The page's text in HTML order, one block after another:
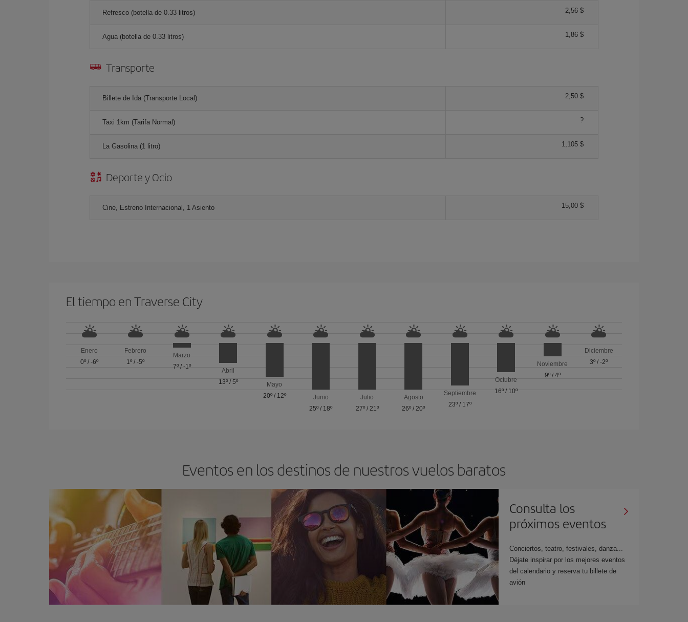
Refresco (botella de 0.33 litros) 2,56 $
Agua (botella de 0.33 litros) 1,86 $
Transporte
Billete de Ida (Transporte Local) 2,50 $
Taxi 1km (Tarifa Normal) ?
La Gasolina (1 litro) 1,105 $
Deporte y Ocio
Cine, Estreno Internacional, 1 Asiento 15,00 $
El tiempo en Traverse City
Enero
0º/ -6º
Febrero
1º /-5º
Marzo
7º/ -1º
Abril
13º/ 5º
Mayo
20º/ 12º
Junio
25º / 18º
Julio
27º/ 21º
Agosto
26º / 20º
Septiembre
23º/ 17º
Octubre
16º/ 10º
Noviembre
9º/ 4º
Diciembre
3º /-2º
Eventos en los destinos de nuestros vuelos baratos
Consulta los
próximos eventos
Conciertos, teatro, festivales, danza...
Déjate inspirar por los mejores eventos
del calendario y reserva tu billete de
avión